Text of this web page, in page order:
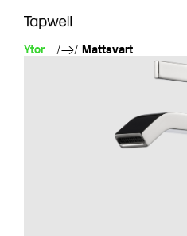
Ytor Mattsvart